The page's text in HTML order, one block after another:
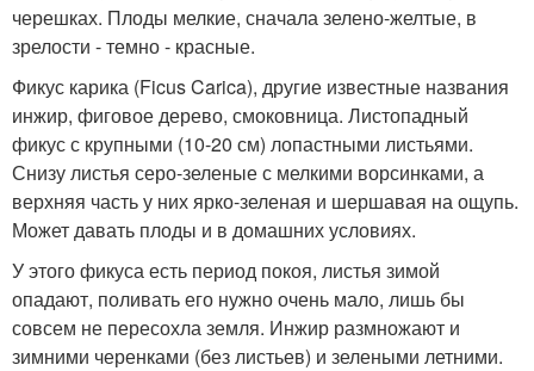
черешках. Плоды мелкие, сначала зелено-желтые, в
зрелости - темно - красные.
Фикус карика (Ficus Carica), другие известные названия
инжир, фиговое дерево, смоковница. Листопадный
фикус с крупными (10-20 см) лопастными листьями.
Снизу листья серо-зеленые с мелкими ворсинками, а
верхняя часть у них ярко-зеленая и шершавая на ощупь.
Может давать плоды и в домашних условиях.
У этого фикуса есть период покоя, листья зимой
опадают, поливать его нужно очень мало, лишь бы
совсем не пересохла земля. Инжир размножают и
зимними черенками (без листьев) и зелеными летними.